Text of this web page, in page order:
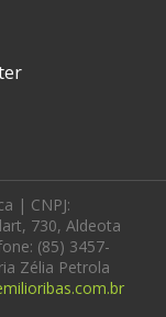
| CNPJ:
730, Aldeota
(85) 3457-
Zélia Petrola